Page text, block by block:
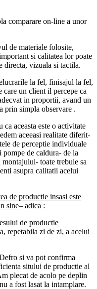
comparare on-line a unor
de materiale folosite,
si calitatea lor poate
directa, vizuala si tactila.
la fel, finisajul la fel,
care un client il percepe ca
in proportii, avand un
prin simpla observare .
aceasta este o activitate
aceeasi realitate diferit-
de perceptie individuale
pompe de caldura- de la
toate trebuie sa
asupra calitatii acelui
de productie insasi este
sine– adica :
de productie
repetabila zi de zi, a acelui
si va pot confirma
sitului de productie al
plecat de acolo pe deplin
a fost lasat la intamplare.